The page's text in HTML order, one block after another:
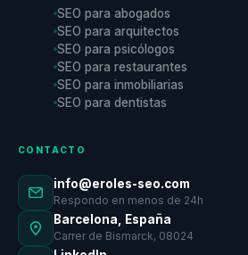
SEO para abogados
SEO para arquitectos
SEO para psicólogos
SEO para restaurantes
SEO para inmobiliarias
SEO para dentistas
CONTACTO
info@eroles-seo.com
Respondo en menos de 24h
Barcelona, España
Carrer de Bismarck, 08024